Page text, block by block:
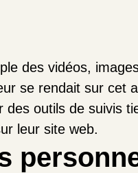
des vidéos,
se rendait sur cet
des outils de suivis
leur site web.